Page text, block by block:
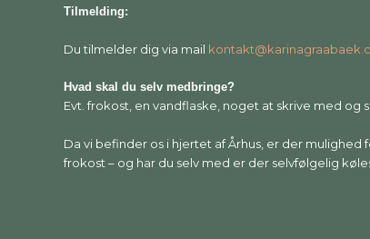
Tilmelding:
Du tilmelder dig via mail
Hvad skal du selv medbringe?
Evt. frokost, en vandflaske, noget at skrive med og
Da vi befinder os i hjertet af Århus, er der mulighed
frokost – og har du selv med er der selvfølgelig